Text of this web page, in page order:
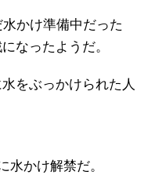
かけ準備中だった
なったようだ。
をぶっかけられた人
水かけ解禁だ。